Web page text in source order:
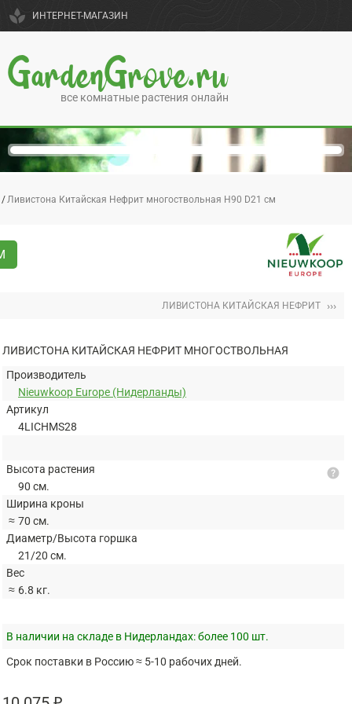
spa ИНТЕРНЕТ-МАГАЗИН
GardenGrove.ru
все комнатные растения онлайн
Ливистона Китайская Нефрит многоствольная H90 D21 см
ЛИВИСТОНА КИТАЙСКАЯ НЕФРИТ ›››
ЛИВИСТОНА КИТАЙСКАЯ НЕФРИТ МНОГОСТВОЛЬНАЯ
Производитель
Nieuwkoop Europe (Нидерланды)
Артикул
4LICHMS28
Высота растения
90 см.
Ширина кроны
≈ 70 см.
Диаметр/Высота горшка
21/20 см.
Вес
≈ 6.8 кг.
help
В наличии на складе в Нидерландах:более 100 шт.
Срок поставки в Россию ≈ 5-10 рабочих дней.